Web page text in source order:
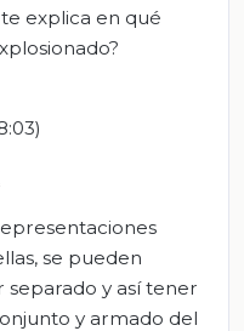
explica en qué
se pueden
separado y así tener
y armado del